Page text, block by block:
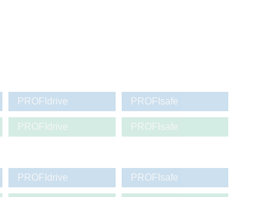
PROFIdrive PROFIsafe
PROFIdrive PROFIsafe
PROFIdrive PROFIsafe